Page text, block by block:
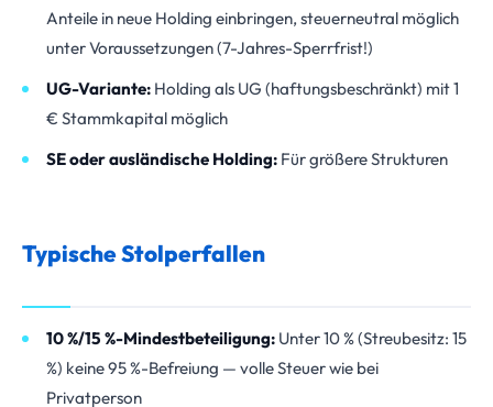
Anteile in neue Holding einbringen, steuerneutral möglich
unter Voraussetzungen (7-Jahres-Sperrfrist!)
UG-Variante: Holding als UG (haftungsbeschränkt) mit 1
€ Stammkapital möglich
SE oder ausländische Holding: Für größere Strukturen
Typische Stolperfallen
10 %/15 %-Mindestbeteiligung: Unter 10 % (Streubesitz: 15
%) keine 95 %-Befreiung — volle Steuer wie bei
Privatperson